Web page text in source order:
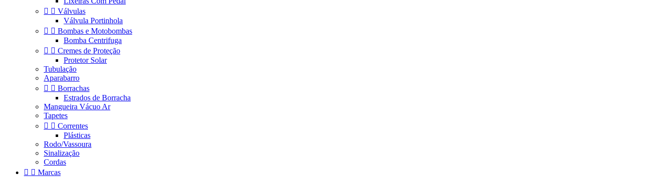
  Válvulas
Válvula Portinhola
  Bombas e Motobombas
Bomba Centrifuga
  Cremes de Proteção
Protetor Solar
Tubulação
Aparabarro
  Borrachas
Estrados de Borracha
Mangueira Vácuo Ar
Tapetes
  Correntes
Plásticas
Rodo/Vassoura
Sinalização
Cordas
  Marcas